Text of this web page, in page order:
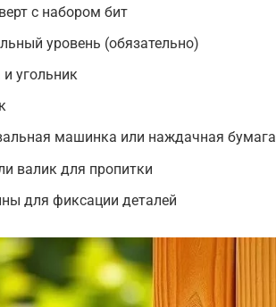
с набором бит
уровень (обязательно)
и угольник
машинка или наждачная бумага
валик для пропитки
для фиксации деталей